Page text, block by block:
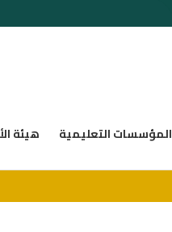
المؤسسات التعليمية هيئة